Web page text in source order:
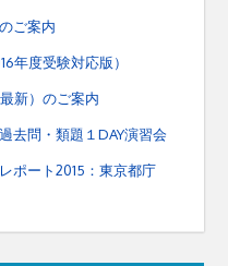
ご案内
年度受験対応版）
新）のご案内
去問・類題１DAY演習会
ポート2015：東京都庁